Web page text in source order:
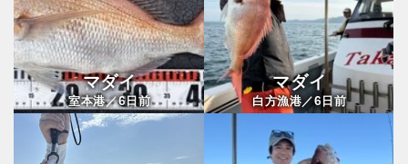
マダイ
室本港／6日前
マダイ
白方漁港／6 日前